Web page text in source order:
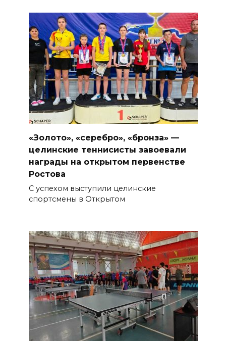
«Золото», «серебро», «бронза» —
целинские теннисисты завоевали
награды на открытом первенстве
Ростова
С успехом выступили целинские
спортсмены в Открытом